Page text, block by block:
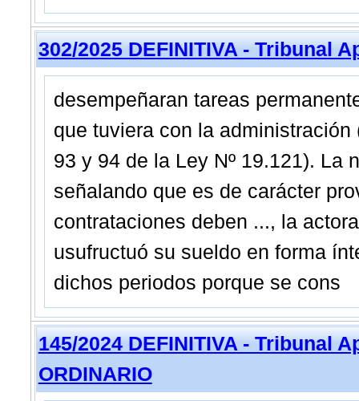
302/2025 DEFINITIVA - Tribunal
desempeñaran tareas
que tuviera con la
93 y 94 de la Ley Nº 19.121). La
señalando que es de carácter
contrataciones deben ..., la
usufructuó su sueldo en forma
dichos periodos porque se cons
145/2024 DEFINITIVA - Tribunal
ORDINARIO